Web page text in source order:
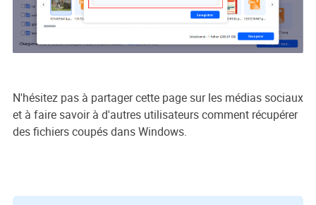
N'hésitez pas à partager cette page sur les médias sociaux
et à faire savoir à d'autres utilisateurs comment récupérer
des fichiers coupés dans Windows.